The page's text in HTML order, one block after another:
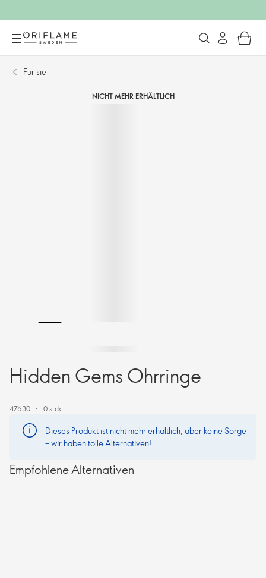
Für sie
NICHT MEHR ERHÄLTLICH
Hidden Gems Ohrringe
47630 0 stck
Dieses Produkt ist nicht mehr erhältlich, aber keine Sorge
– wir haben tolle Alternativen!
Empfohlene Alternativen